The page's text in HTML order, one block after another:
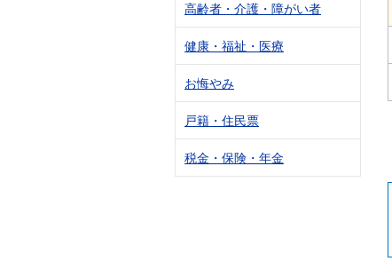
高齢者・介護・障がい者
健康・福祉・医療
お悔やみ
戸籍・住民票
税金・保険・年金